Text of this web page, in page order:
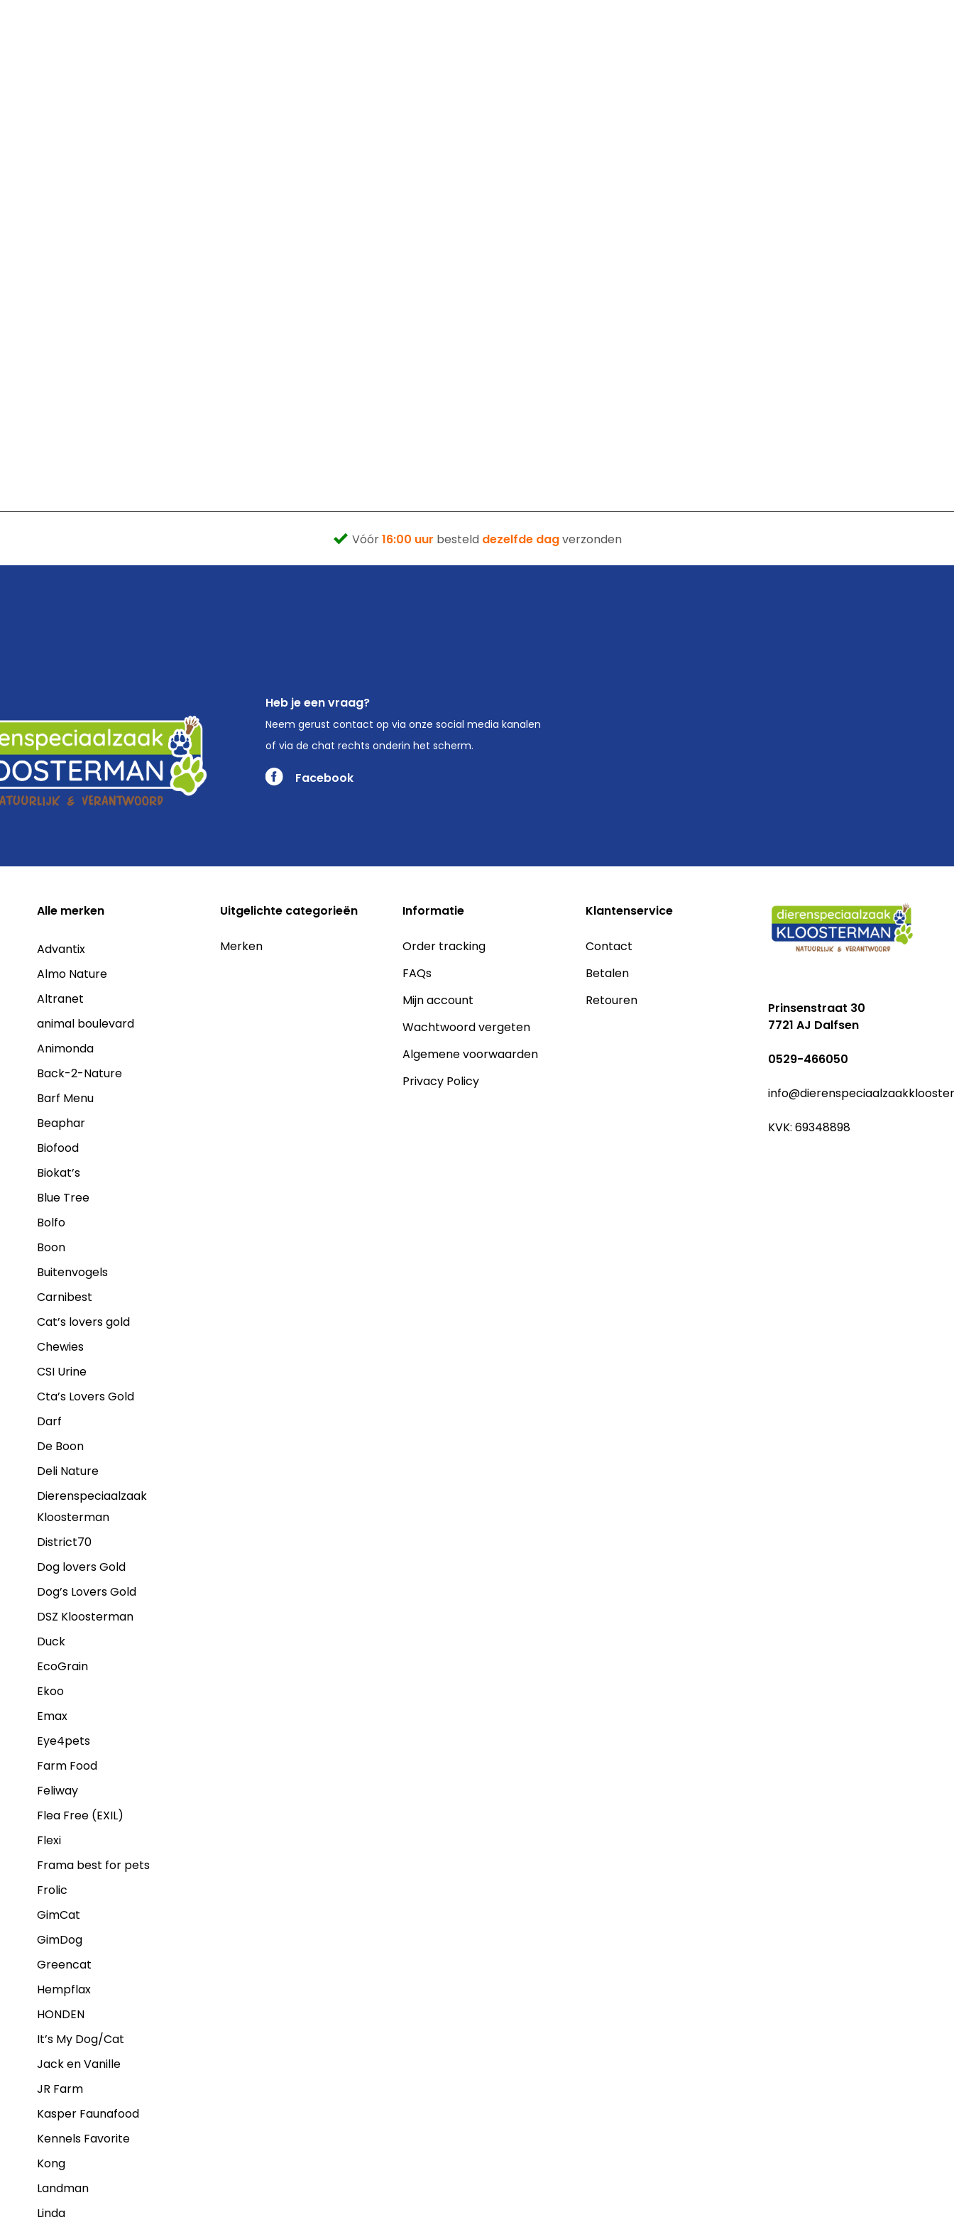
Vóór16:00 uur besteld dezelfde dagverzonden
Heb je een vraag?
Neem gerust contact op via onze social media kanalen
of via de chat rechts onderin het scherm.
Facebook
Alle merken
Advantix
Almo Nature
Altranet
animal boulevard
Animonda
Back-2-Nature
Barf Menu
Beaphar
Biofood
Biokat’s
Blue Tree
Bolfo
Boon
Buitenvogels
Carnibest
Cat’s lovers gold
Chewies
CSI Urine
Cta’s Lovers Gold
Darf
De Boon
Deli Nature
Dierenspeciaalzaak
Kloosterman
District70
Dog lovers Gold
Dog’s Lovers Gold
DSZ Kloosterman
Duck
EcoGrain
Ekoo
Emax
Eye4pets
Farm Food
Feliway
Flea Free (EXIL)
Flexi
Frama best for pets
Frolic
GimCat
GimDog
Greencat
Hempflax
HONDEN
It’s My Dog/Cat
Jack en Vanille
JR Farm
Kasper Faunafood
Kennels Favorite
Kong
Landman
Linda
Uitgelichte categorieën
Merken
Informatie
Order tracking
FAQs
Mijn account
Wachtwoord vergeten
Algemene voorwaarden
Privacy Policy
Klantenservice
Contact
Betalen
Retouren
Prinsenstraat 30
7721 AJ Dalfsen
0529-466050
KVK: 69348898